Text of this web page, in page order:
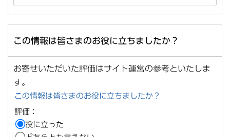
この情報は皆さまのお役に立ちましたか？
お寄せいただいた評価はサイト運営の参考といたしま
す。
この情報は皆さまのお役に立ちましたか？
評価：
役に立った